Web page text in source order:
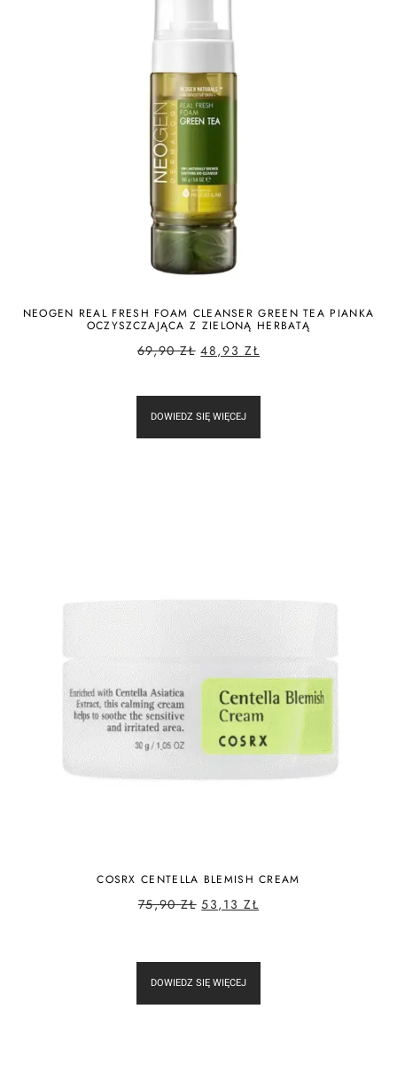
NEOGEN REAL FRESH FOAM CLEANSER GREEN TEA PIANKA
OCZYSZCZAJĄCA Z ZIELONĄ HERBATĄ
69,90ZŁ 48,93 ZŁ
DOWIEDZ SIĘ WIĘCEJ
COSRX CENTELLA BLEMISH CREAM
75,90ZŁ 53,13 ZŁ
DOWIEDZ SIĘ WIĘCEJ